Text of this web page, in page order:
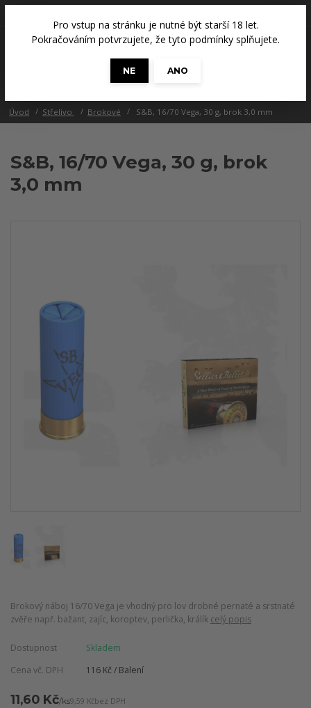
Pro vstup na stránku je nutné být starší 18 let.
Pokračováním potvrzujete, že tyto podmínky splňujete.
NE
ANO
0 Kč
Úvod Střelivo Brokové S&B, 16/70 Vega, 30 g, brok 3,0 mm
S&B, 16/70 Vega, 30 g, brok
3,0 mm
Brokový náboj 16/70 Vega je vhodný pro lov drobné pernaté a srstnaté
zvěře např. bažant, zajíc, koroptev, perlička, králík celý popis
Dostupnost
Skladem
Cena vč. DPH
116 Kč / Balení
11,60 Kč/ks9,59 Kčbez DPH